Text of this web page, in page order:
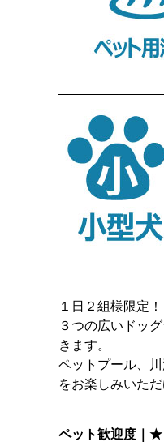
１日２組様限定
３つの広いドッ
きます。
ペットプール、
をお楽しみいた
ペット歓迎度